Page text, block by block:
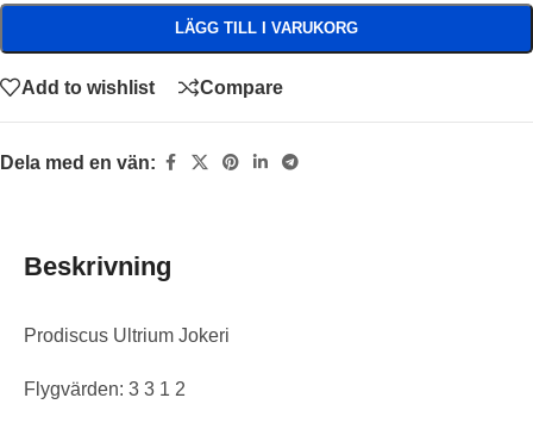
LÄGG TILL I VARUKORG
Add to wishlist Compare
Dela med en vän:
Beskrivning
Prodiscus Ultrium Jokeri
Flygvärden: 3 3 1 2